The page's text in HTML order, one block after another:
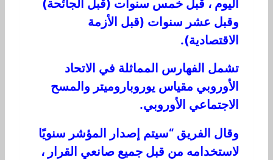
اليوم ، قبل خمس سنوات (قبل الجائحة)
وقبل عشر سنوات (قبل الأزمة
الاقتصادية).
تشمل الفهارس المماثلة في الاتحاد
الأوروبي مقياس يوروباروميتر والمسح
الاجتماعي الأوروبي.
وقال الفريق “سيتم إصدار المؤشر سنويًا
لاستخدامه من قبل جميع صانعي القرار ،